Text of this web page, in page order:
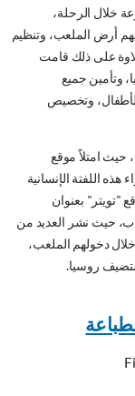
خلال الرحلة،
أرض الملعب، وتنظيم
على ذلك قامت
وتأمين جميع
وتخصيص
حيث امتلاً موقع
هذه اللفتة الإنسانية
"تويتر" بعنوان
حيث نشر العديد من
دخولهم الملعب،
روسيا.